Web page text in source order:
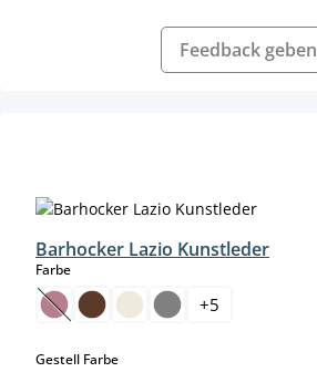
Feedback geben
Barhocker Lazio Kunstleder
Farbeauswählen
(Diese Option ist zurzeit nicht verfügbar.)
+5
Gestell Farbeauswählen